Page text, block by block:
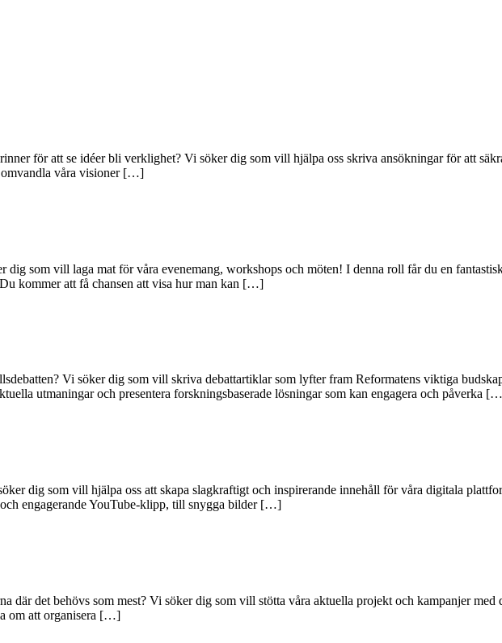
för att se idéer bli verklighet? Vi söker dig som vill hjälpa oss skriva ansökningar för att
omvandla våra visioner […]
dig som vill laga mat för våra evenemang, workshops och möten! I denna roll får du en
kommer att få chansen att visa hur man kan […]
Vi söker dig som vill skriva debattartiklar som lyfter fram Reformatens viktiga
utmaningar och presentera forskningsbaserade lösningar som kan engagera och påverka
dig som vill hjälpa oss att skapa slagkraftigt och inspirerande innehåll för våra digitala
engagerande YouTube-klipp, till snygga bilder […]
där det behövs som mest? Vi söker dig som vill stötta våra aktuella projekt och kampanjer
om att organisera […]